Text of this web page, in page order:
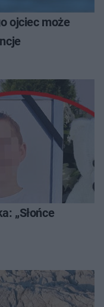
ojciec może
„Słońce